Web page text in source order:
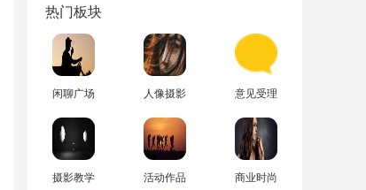
热门板块
闲聊广场 人像摄影 意见受理
摄影教学 活动作品 商业时尚